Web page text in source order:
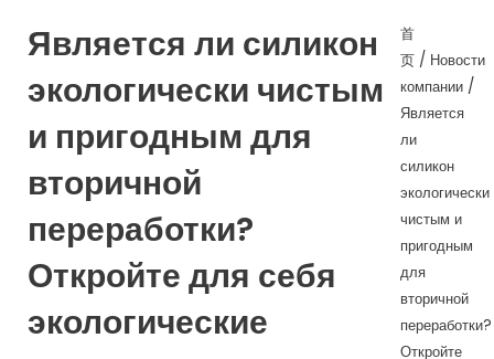
Является ли силикон
экологически чистым
и пригодным для
вторичной
переработки?
Откройте для себя
экологические
首
页/ Новости
компании/
Является
ли
силикон
экологически
чистым и
пригодным
для
вторичной
переработки?
Откройте